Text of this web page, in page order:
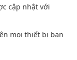
cập nhật với
mọi thiết bị bạn